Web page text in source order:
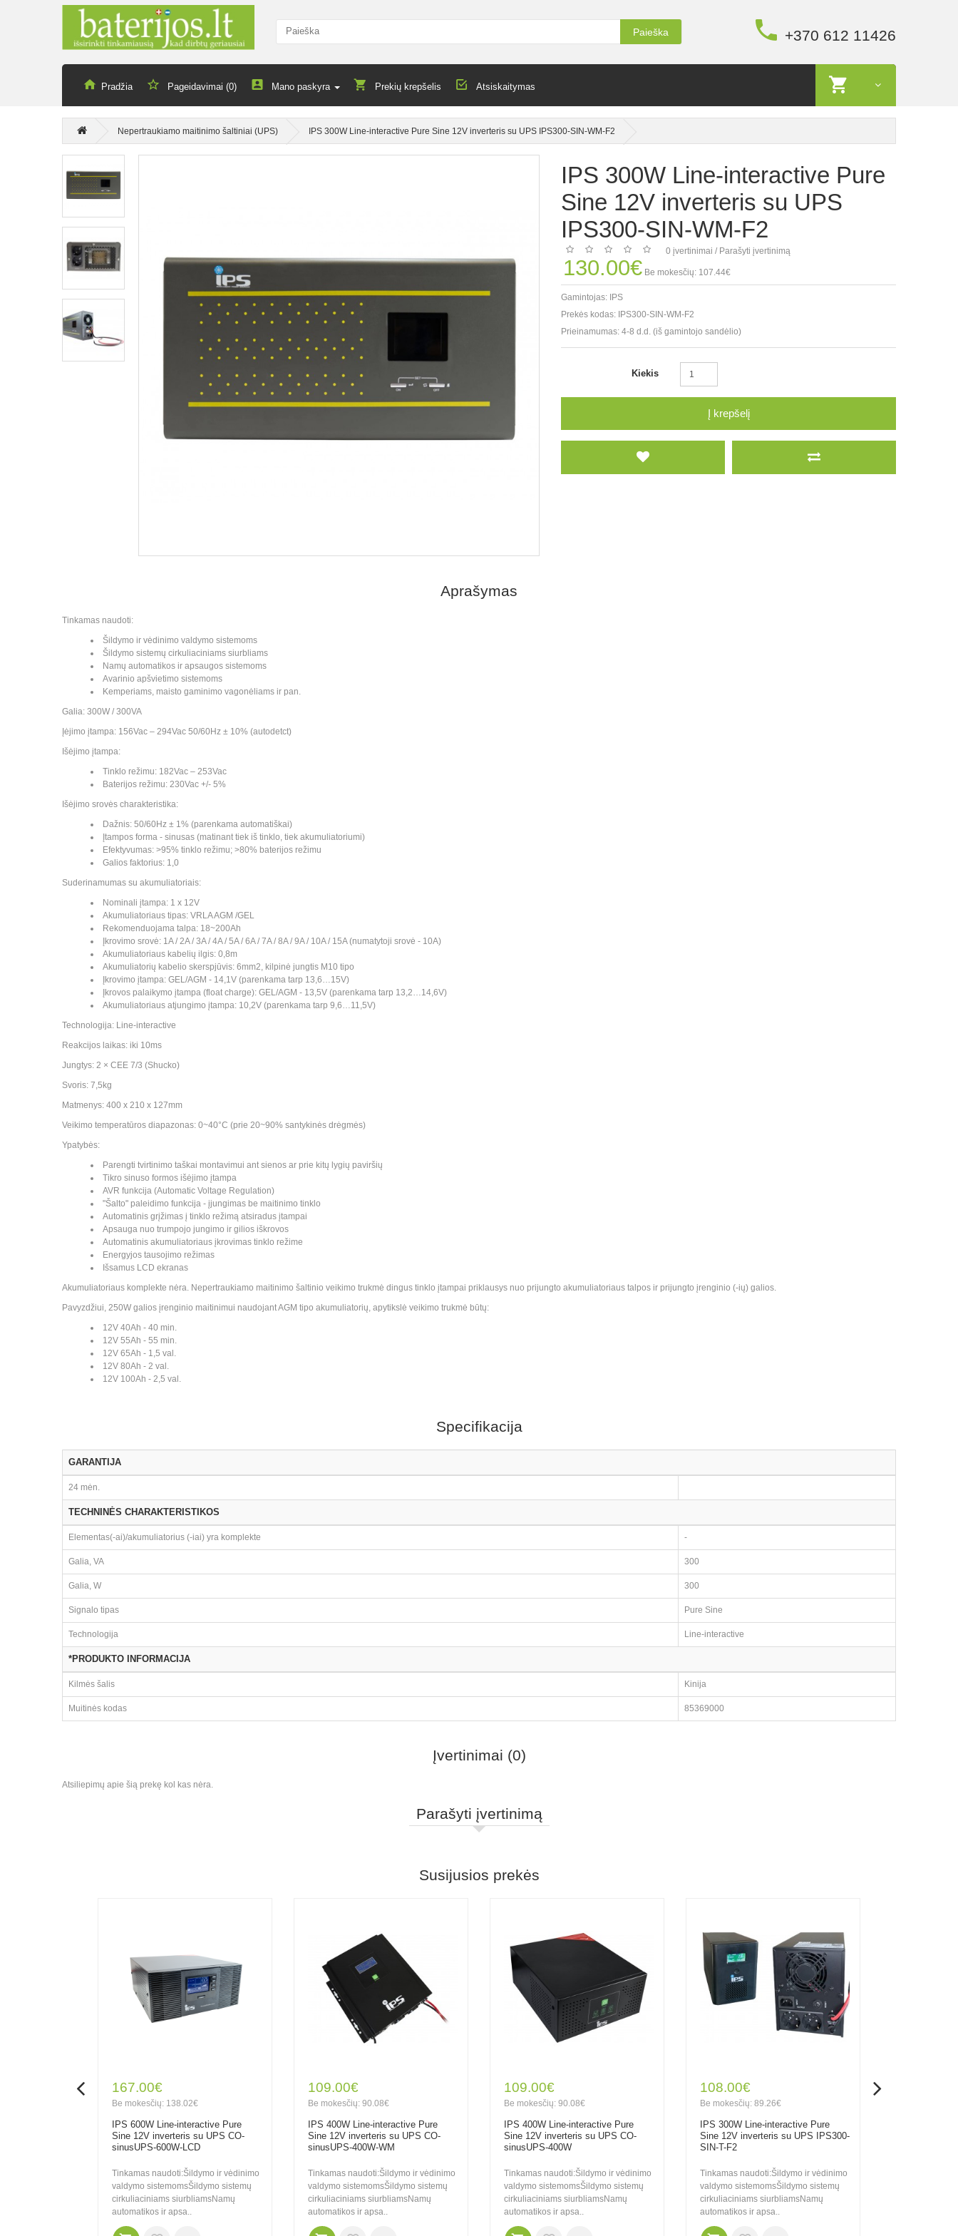
Paieška +370 612 11426
Pradžia Pageidavimai (0) Mano paskyra Prekių krepšelis Atsiskaitymas
Nepertraukiamo maitinimo šaltiniai (UPS) IPS 300W Line-interactive Pure Sine 12V inverteris su UPS IPS300-SIN-WM-F2
IPS 300W Line-interactive Pure
Sine 12V inverteris su UPS
IPS300-SIN-WM-F2
0 įvertinimai / Parašyti įvertinimą
130.00€ Be mokesčių: 107.44€
Gamintojas: IPS
Prekės kodas: IPS300-SIN-WM-F2
Prieinamumas: 4-8 d.d. (iš gamintojo sandėlio)
Kiekis
Į krepšelį
Aprašymas
Tinkamas naudoti:
Šildymo ir vėdinimo valdymo sistemoms
Šildymo sistemų cirkuliaciniams siurbliams
Namų automatikos ir apsaugos sistemoms
Avarinio apšvietimo sistemoms
Kemperiams, maisto gaminimo vagonėliams ir pan.
Galia: 300W / 300VA
Įėjimo įtampa: 156Vac – 294Vac 50/60Hz ± 10% (autodetct)
Išėjimo įtampa:
Tinklo režimu: 182Vac – 253Vac
Baterijos režimu: 230Vac +/- 5%
Išėjimo srovės charakteristika:
Dažnis: 50/60Hz ± 1% (parenkama automatiškai)
Įtampos forma - sinusas (matinant tiek iš tinklo, tiek akumuliatoriumi)
Efektyvumas: >95% tinklo režimu; >80% baterijos režimu
Galios faktorius: 1,0
Suderinamumas su akumuliatoriais:
Nominali įtampa: 1 x 12V
Akumuliatoriaus tipas: VRLA AGM /GEL
Rekomenduojama talpa: 18~200Ah
Įkrovimo srovė: 1A / 2A / 3A / 4A / 5A / 6A / 7A / 8A / 9A / 10A / 15A (numatytoji srovė - 10A)
Akumuliatoriaus kabelių ilgis: 0,8m
Akumuliatorių kabelio skerspjūvis: 6mm2, kilpinė jungtis M10 tipo
Įkrovimo įtampa: GEL/AGM - 14,1V (parenkama tarp 13,6…15V)
Įkrovos palaikymo įtampa (float charge): GEL/AGM - 13,5V (parenkama tarp 13,2…14,6V)
Akumuliatoriaus atjungimo įtampa: 10,2V (parenkama tarp 9,6…11,5V)
Technologija: Line-interactive
Reakcijos laikas: iki 10ms
Jungtys: 2 × CEE 7/3 (Shucko)
Svoris: 7,5kg
Matmenys: 400 x 210 x 127mm
Veikimo temperatūros diapazonas: 0~40°C (prie 20~90% santykinės drėgmės)
Ypatybės:
Parengti tvirtinimo taškai montavimui ant sienos ar prie kitų lygių paviršių
Tikro sinuso formos išėjimo įtampa
AVR funkcija (Automatic Voltage Regulation)
"Šalto" paleidimo funkcija - įjungimas be maitinimo tinklo
Automatinis grįžimas į tinklo režimą atsiradus įtampai
Apsauga nuo trumpojo jungimo ir gilios iškrovos
Automatinis akumuliatoriaus įkrovimas tinklo režime
Energyjos tausojimo režimas
Išsamus LCD ekranas
Akumuliatoriaus komplekte nėra. Nepertraukiamo maitinimo šaltinio veikimo trukmė dingus tinklo įtampai priklausys nuo prijungto akumuliatoriaus talpos ir prijungto įrenginio (-ių) galios.
Pavyzdžiui, 250W galios įrenginio maitinimui naudojant AGM tipo akumuliatorių, apytikslė veikimo trukmė būtų:
12V 40Ah - 40 min.
12V 55Ah - 55 min.
12V 65Ah - 1,5 val.
12V 80Ah - 2 val.
12V 100Ah - 2,5 val.
Specifikacija
GARANTIJA
24 mėn.
TECHNINĖS CHARAKTERISTIKOS
Elementas(-ai)/akumuliatorius (-iai) yra komplekte -
Galia, VA 300
Galia, W 300
Signalo tipas Pure Sine
Technologija Line-interactive
*PRODUKTO INFORMACIJA
Kilmės šalis Kinija
Muitinės kodas 85369000
Įvertinimai (0)
Atsiliepimų apie šią prekę kol kas nėra.
Parašyti įvertinimą
Susijusios prekės
167.00€
Be mokesčių: 138.02€
IPS 600W Line-interactive Pure
Sine 12V inverteris su UPS CO-
sinusUPS-600W-LCD
Tinkamas naudoti:Šildymo ir vėdinimo
valdymo sistemomsŠildymo sistemų
cirkuliaciniams siurbliamsNamų
automatikos ir apsa..
109.00€
Be mokesčių: 90.08€
IPS 400W Line-interactive Pure
Sine 12V inverteris su UPS CO-
sinusUPS-400W-WM
Tinkamas naudoti:Šildymo ir vėdinimo
valdymo sistemomsŠildymo sistemų
cirkuliaciniams siurbliamsNamų
automatikos ir apsa..
109.00€
Be mokesčių: 90.08€
IPS 400W Line-interactive Pure
Sine 12V inverteris su UPS CO-
sinusUPS-400W
Tinkamas naudoti:Šildymo ir vėdinimo
valdymo sistemomsŠildymo sistemų
cirkuliaciniams siurbliamsNamų
automatikos ir apsa..
108.00€
Be mokesčių: 89.26€
IPS 300W Line-interactive Pure
Sine 12V inverteris su UPS IPS300-
SIN-T-F2
Tinkamas naudoti:Šildymo ir vėdinimo
valdymo sistemomsŠildymo sistemų
cirkuliaciniams siurbliamsNamų
automatikos ir apsa..